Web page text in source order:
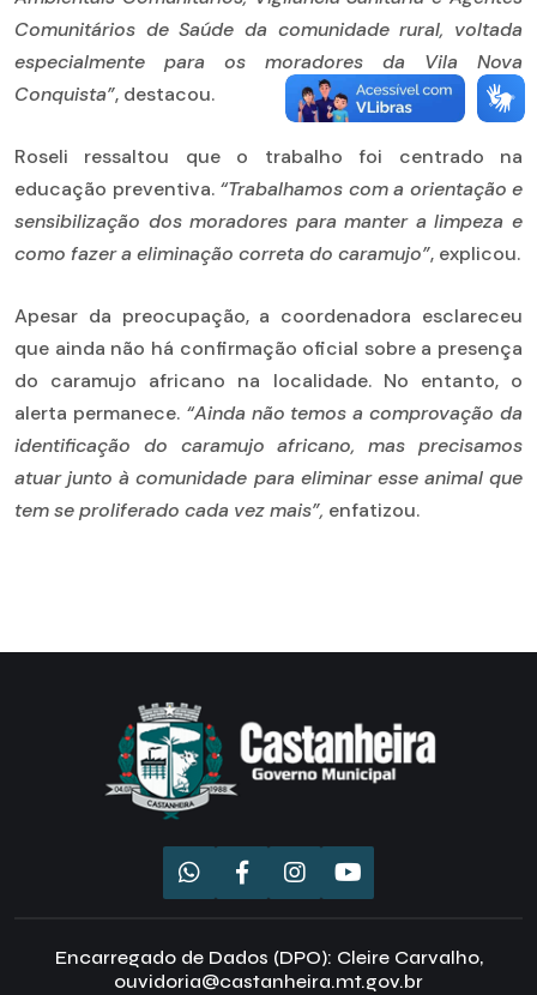
Comunitários de Saúde da comunidade rural, voltada
especialmente para os moradores da Vila Nova
Conquista”, destacou.
Roseli ressaltou que o trabalho foi centrado na
educação preventiva. “Trabalhamos com a orientação e
sensibilização dos moradores para manter a limpeza e
como fazer a eliminação correta do caramujo”, explicou.
Apesar da preocupação, a coordenadora esclareceu
que ainda não há confirmação oficial sobre a presença
do caramujo africano na localidade. No entanto, o
alerta permanece. “Ainda não temos a comprovação da
identificação do caramujo africano, mas precisamos
atuar junto à comunidade para eliminar esse animal que
tem se proliferado cada vez mais”, enfatizou.
Encarregado de Dados (DPO): Cleire Carvalho,
ouvidoria@castanheira.mt.gov.br